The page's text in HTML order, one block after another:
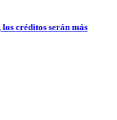
créditos serán más